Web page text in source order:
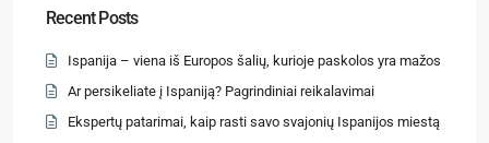
Recent Posts
Ispanija – viena iš Europos šalių, kurioje paskolos yra mažos
Ar persikeliate į Ispaniją? Pagrindiniai reikalavimai
Ekspertų patarimai, kaip rasti savo svajonių Ispanijos miestą